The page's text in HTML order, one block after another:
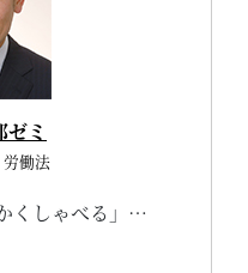
ミ
働法
私のゼミでは「とにかくしゃべる」ことを大事にしています。労働や社会保障に関わる具体的な問題を、みんなで一緒にディベートをするという方法で進めますが、しゃべって・しゃべって・しゃべりまくって、そして、ゼミ生のみんなに突っ込まれてください。「自分と意見の違う人と真剣に議論できる（それによって新たな発見ができる）」ことこそ、大学のおもしろいところです。そのおもしろさを体感してください。 もちろん、ゼミ内の交流も大事にしています。課外活動やゼミ合宿を通して深めたゼミ生同士の交流、ゼミ生と私との交流は卒業後も続いています。